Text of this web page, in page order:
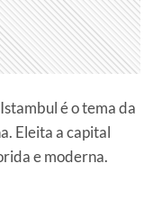
é o tema da
Eleita a capital
e moderna.